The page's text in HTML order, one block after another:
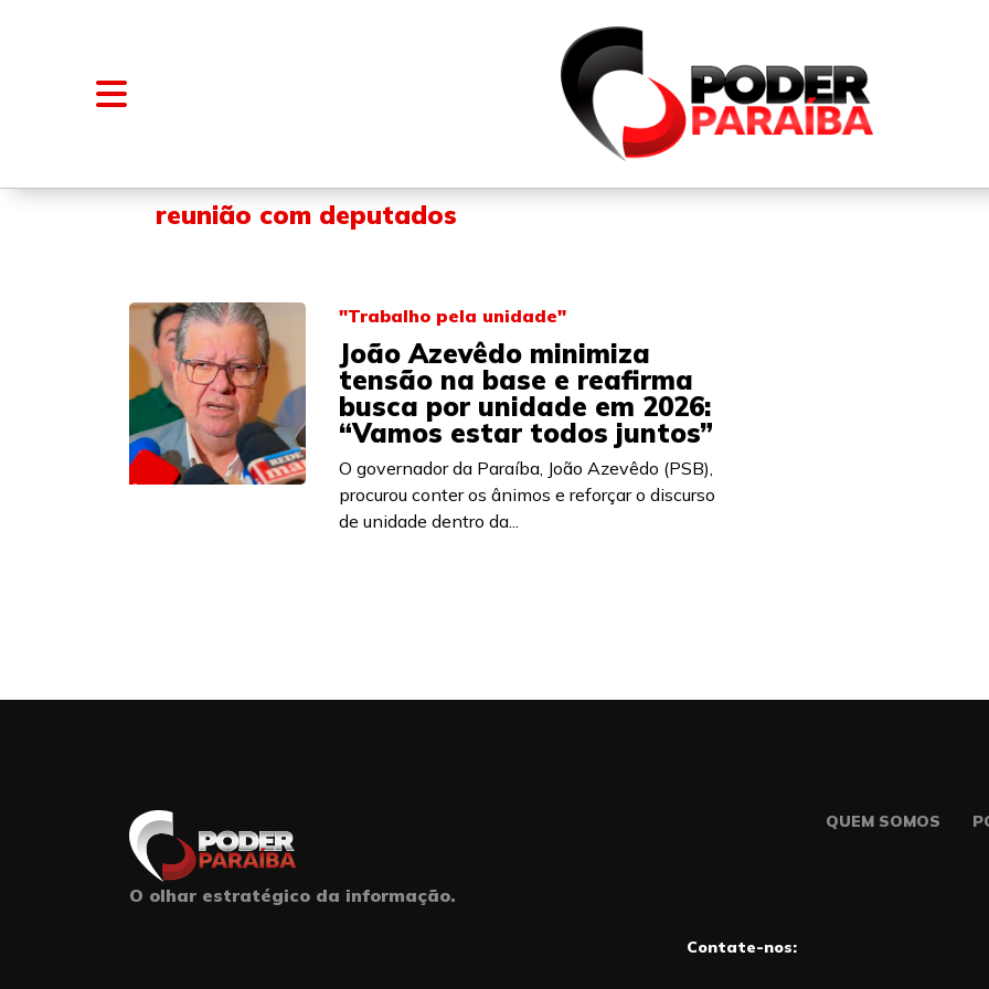
FALE CONOSCO
reunião com deputados
"Trabalho pela unidade"
João Azevêdo minimiza
tensão na base e reafirma
busca por unidade em 2026:
“Vamos estar todos juntos”
O governador da Paraíba, João Azevêdo (PSB),
procurou conter os ânimos e reforçar o discurso
de unidade dentro da...
O olhar estratégico da informação.
QUEM SOMOS
Contate-nos: